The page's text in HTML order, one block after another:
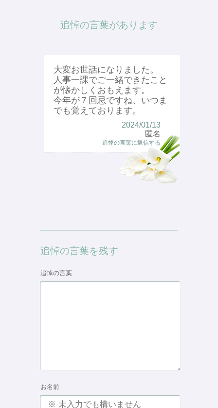
追悼の言葉があります
大変お世話になりました。
人事一課でご一緒できたこと
が懐かしくおもえます。
今年が７回忌ですね、いつま
でも覚えております。
2024/01/13
匿名
追悼の言葉に返信する
追悼の言葉を残す
追悼の言葉
お名前